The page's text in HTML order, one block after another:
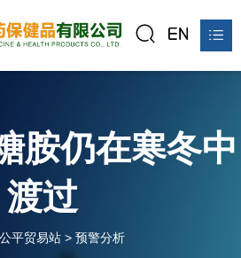
胺仍在寒冬中
渡过
公平贸易站 > 预警分析